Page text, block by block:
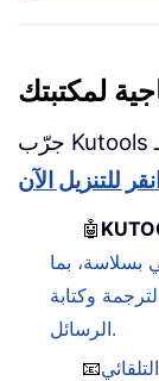
لمكتبتك
جرّب Kutools لـ Outlook الجديد كليًا مع 100+ ميزة
🤖
بسلاسة، بما
وكتابة
الرسائل.
📧(متاح لبروتوكولي